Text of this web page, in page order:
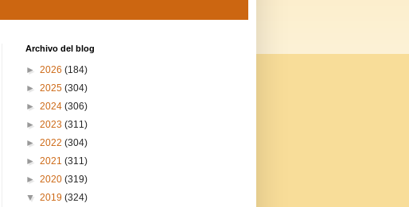
Archivo del blog
► 2026 (184)
► 2025 (304)
► 2024 (306)
► 2023 (311)
► 2022 (304)
► 2021 (311)
► 2020 (319)
▼ 2019 (324)